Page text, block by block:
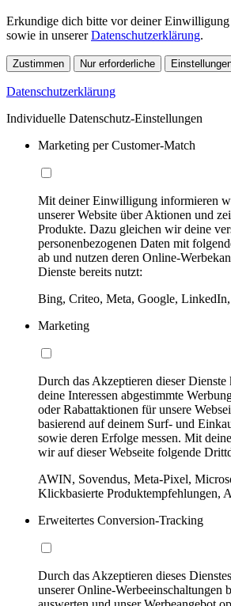
Erkundige dich bitte vor deiner
sowie in unsererDatenschutzerklärung.
Zustimmen Nur erforderliche
Datenschutzerklärung
Individuelle Datenschutz-Einstellungen
Marketing per Customer-Match
Mit deiner Einwilligung informieren
unserer Website über Aktionen und
Produkte. Dazu gleichen wir deine
personenbezogenen Daten mit
ab und nutzen deren Online-
Dienste bereits nutzt:
Bing, Criteo, Meta, Google,
Marketing
Durch das Akzeptieren dieser
deine Interessen abgestimmte
oder Rabattaktionen für unsere
basierend auf deinem Surf- und
sowie deren Erfolge messen. Mit
wir auf dieser Webseite folgende
AWIN, Sovendus, Meta-Pixel,
Klickbasierte Produktempfehlungen,
Erweitertes Conversion-Tracking
Durch das Akzeptieren dieses
unserer Online-Werbeeinschaltungen